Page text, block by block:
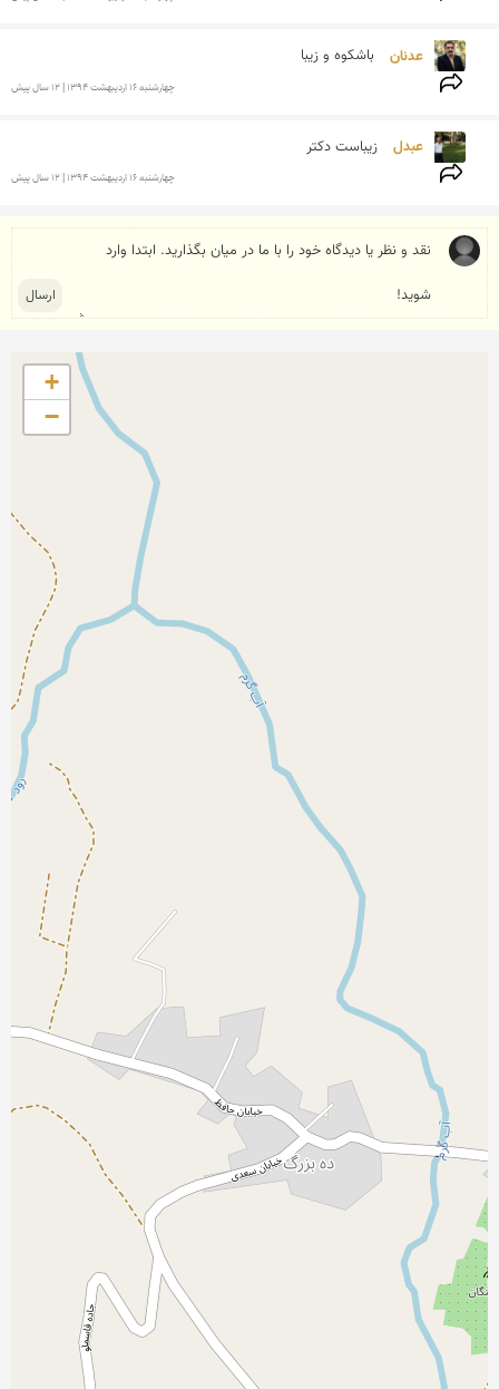
عدنان باشکوه و زیبا
چهارشنبه 16 ارديبهشت 1394 | 12 سال پیش
عبدل زیباست دکتر
چهارشنبه 16 ارديبهشت 1394 | 12 سال پیش
+
−